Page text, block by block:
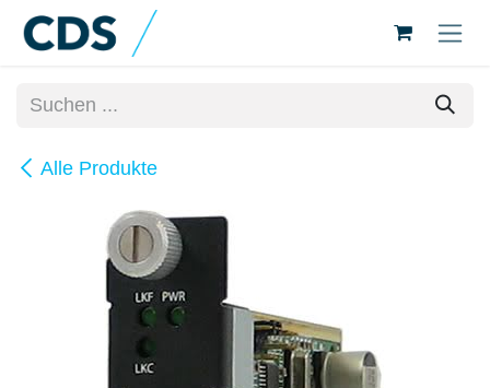
Zum Inhalt springen
Alle Produkte